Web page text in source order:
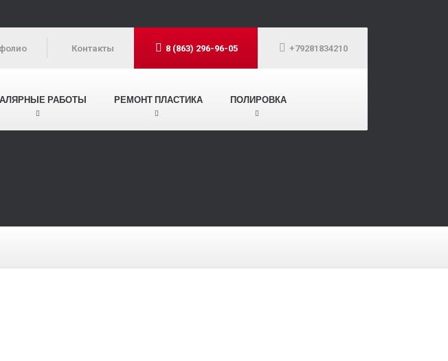
РАБОТЫ РЕМОНТ ПЛАСТИКА ПОЛИРОВКА
Контакты 8 (863) 296-96-05 +79281834210